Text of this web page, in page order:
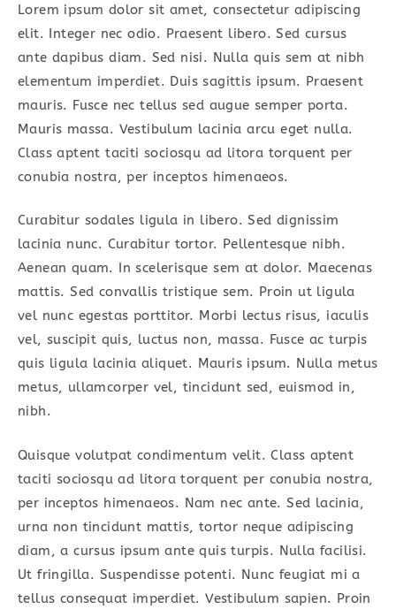
Lorem ipsum dolor sit amet, consectetur adipiscing
elit. Integer nec odio. Praesent libero. Sed cursus
ante dapibus diam. Sed nisi. Nulla quis sem at nibh
elementum imperdiet. Duis sagittis ipsum. Praesent
mauris. Fusce nec tellus sed augue semper porta.
Mauris massa. Vestibulum lacinia arcu eget nulla.
Class aptent taciti sociosqu ad litora torquent per
conubia nostra, per inceptos himenaeos.
Curabitur sodales ligula in libero. Sed dignissim
lacinia nunc. Curabitur tortor. Pellentesque nibh.
Aenean quam. In scelerisque sem at dolor. Maecenas
mattis. Sed convallis tristique sem. Proin ut ligula
vel nunc egestas porttitor. Morbi lectus risus, iaculis
vel, suscipit quis, luctus non, massa. Fusce ac turpis
quis ligula lacinia aliquet. Mauris ipsum. Nulla metus
metus, ullamcorper vel, tincidunt sed, euismod in,
nibh.
Quisque volutpat condimentum velit. Class aptent
taciti sociosqu ad litora torquent per conubia nostra,
per inceptos himenaeos. Nam nec ante. Sed lacinia,
urna non tincidunt mattis, tortor neque adipiscing
diam, a cursus ipsum ante quis turpis. Nulla facilisi.
Ut fringilla. Suspendisse potenti. Nunc feugiat mi a
tellus consequat imperdiet. Vestibulum sapien. Proin